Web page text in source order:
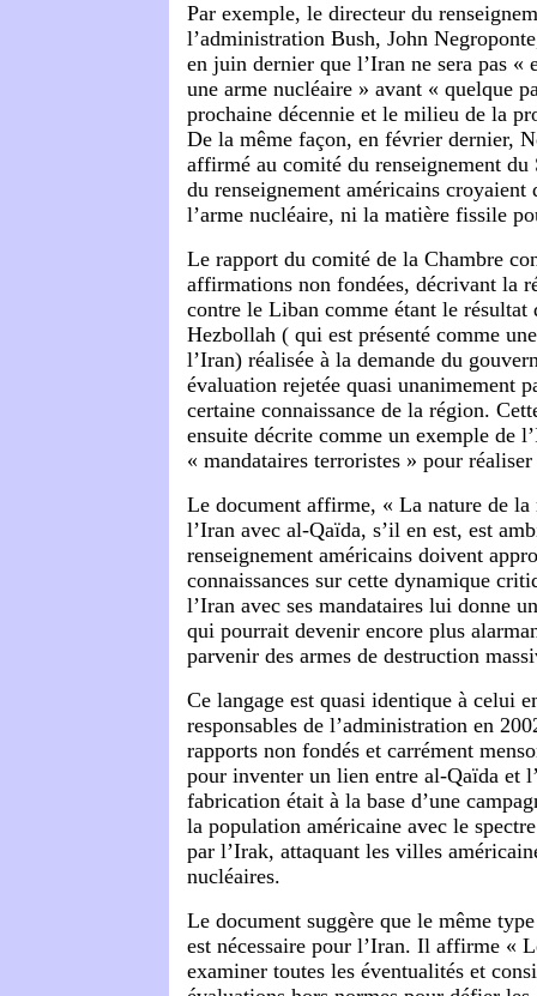
Par exemple, le directeur du
l’administration Bush, John
en juin dernier que l’Iran ne sera pas «
une arme nucléaire » avant « quelque
prochaine décennie et le milieu de la
De la même façon, en février dernier,
affirmé au comité du renseignement du
du renseignement américains croyaient
l’arme nucléaire, ni la matière fissile
Le rapport du comité de la Chambre
affirmations non fondées, décrivant la
contre le Liban comme étant le résultat
Hezbollah ( qui est présenté comme
l’Iran) réalisée à la demande du
évaluation rejetée quasi unanimement
certaine connaissance de la région.
ensuite décrite comme un exemple de
« mandataires terroristes » pour
Le document affirme, « La nature de la
l’Iran avec al-Qaïda, s’il en est, est
renseignement américains doivent
connaissances sur cette dynamique
l’Iran avec ses mandataires lui donne
qui pourrait devenir encore plus
parvenir des armes de destruction
Ce langage est quasi identique à celui
responsables de l’administration en
rapports non fondés et carrément
pour inventer un lien entre al-Qaïda et
fabrication était à la base d’une
la population américaine avec le
par l’Irak, attaquant les villes
nucléaires.
Le document suggère que le même
est nécessaire pour l’Iran. Il affirme «
examiner toutes les éventualités et